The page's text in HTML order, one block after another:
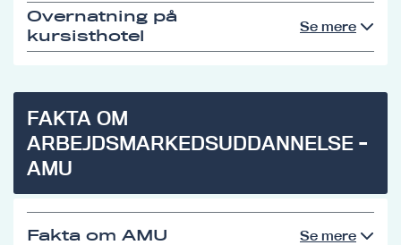
Overnatning på
kursisthotel
Se mere
FAKTA OM
ARBEJDSMARKEDSUDDANNELSE -
AMU
Fakta om AMU Se mere